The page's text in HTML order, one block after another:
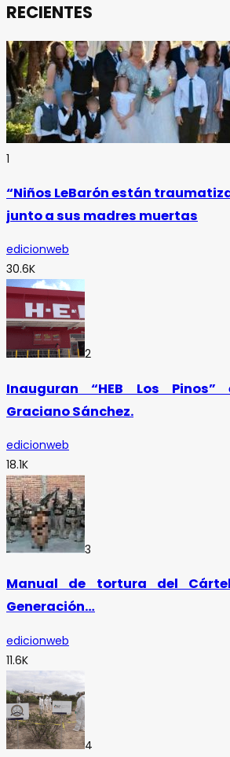
RECIENTES
1
“Niños LeBarón están
junto a sus madres muertas
edicionweb
30.6K
2
Inauguran “HEB Los
Graciano Sánchez.
edicionweb
18.1K
3
Manual de tortura del
Generación…
edicionweb
11.6K
4